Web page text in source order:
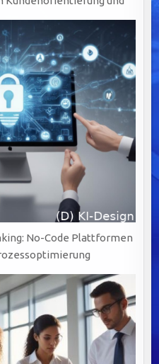
No-Code Plattformen